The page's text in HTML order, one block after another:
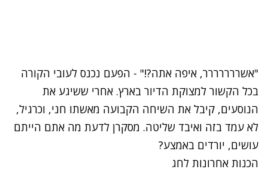
"אשררררררר, איפה אתה?!" - הפעם נכנס לעובי הקורה
בכל הקשור למצוקת הדיור בארץ. אחרי ששיגע את
הנוסעים, קיבל את השיחה הקבועה מאשתו חני, וכרגיל,
לא עמד בזה ואיבד שליטה. מסקרן לדעת מה אתם הייתם
עושים, יורדים באמצע?
הכנות אחרונות לחג